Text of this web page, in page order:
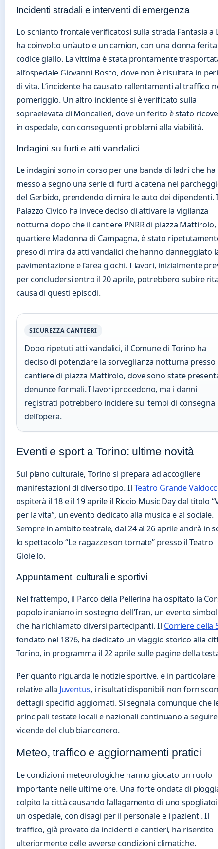
Incidenti stradali e interventi di emergenza
Lo schianto frontale verificatosi sulla strada Fantasia a
ha coinvolto un’auto e un camion, con una donna
codice giallo. La vittima è stata prontamente
all’ospedale Giovanni Bosco, dove non è risultata in
di vita. L’incidente ha causato rallentamenti al traffico
pomeriggio. Un altro incidente si è verificato sulla
sopraelevata di Moncalieri, dove un ferito è stato
in ospedale, con conseguenti problemi alla viabilità.
Indagini su furti e atti vandalici
Le indagini sono in corso per una banda di ladri che ha
messo a segno una serie di furti a catena nel
del Gerbido, prendendo di mira le auto dei dipendenti.
Palazzo Civico ha invece deciso di attivare la vigilanza
notturna dopo che il cantiere PNRR di piazza Mattirolo,
quartiere Madonna di Campagna, è stato
preso di mira da atti vandalici che hanno danneggiato
pavimentazione e l’area giochi. I lavori, inizialmente
per concludersi entro il 20 aprile, potrebbero subire
causa di questi episodi.
SICUREZZA CANTIERI
Dopo ripetuti atti vandalici, il Comune di Torino ha
deciso di potenziare la sorveglianza notturna presso
cantiere di piazza Mattirolo, dove sono state
denunce formali. I lavori procedono, ma i danni
registrati potrebbero incidere sui tempi di consegna
dell’opera.
Eventi e sport a Torino: ultime novità
Sul piano culturale, Torino si prepara ad accogliere
manifestazioni di diverso tipo. Il Teatro Grande
ospiterà il 18 e il 19 aprile il Riccio Music Day dal titolo
per la vita”, un evento dedicato alla musica e al sociale.
Sempre in ambito teatrale, dal 24 al 26 aprile andrà in
lo spettacolo “Le ragazze son tornate” presso il Teatro
Gioiello.
Appuntamenti culturali e sportivi
Nel frattempo, il Parco della Pellerina ha ospitato la
popolo iraniano in sostegno dell’Iran, un evento
che ha richiamato diversi partecipanti. Il Corriere della
fondato nel 1876, ha dedicato un viaggio storico alla
Torino, in programma il 22 aprile sulle pagine della
Per quanto riguarda le notizie sportive, e in particolare
relative alla Juventus, i risultati disponibili non
dettagli specifici aggiornati. Si segnala comunque che
principali testate locali e nazionali continuano a
vicende del club bianconero.
Meteo, traffico e aggiornamenti pratici
Le condizioni meteorologiche hanno giocato un ruolo
importante nelle ultime ore. Una forte ondata di
colpito la città causando l’allagamento di uno
un ospedale, con disagi per il personale e i pazienti. Il
traffico, già provato da incidenti e cantieri, ha risentito
ulteriormente delle avverse condizioni climatiche.